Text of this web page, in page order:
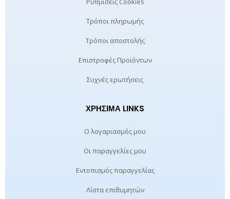
Τρόποι πληρωμής
Τρόποι αποστολής
Επιστροφές Προϊόντων
Συχνές ερωτήσεις
ΧΡΉΣΙΜΑ LINKS
Ο λογαριασμός μου
Οι παραγγελίες μου
Εντοπισμός παραγγελίας
Λίστα επιθυμητών